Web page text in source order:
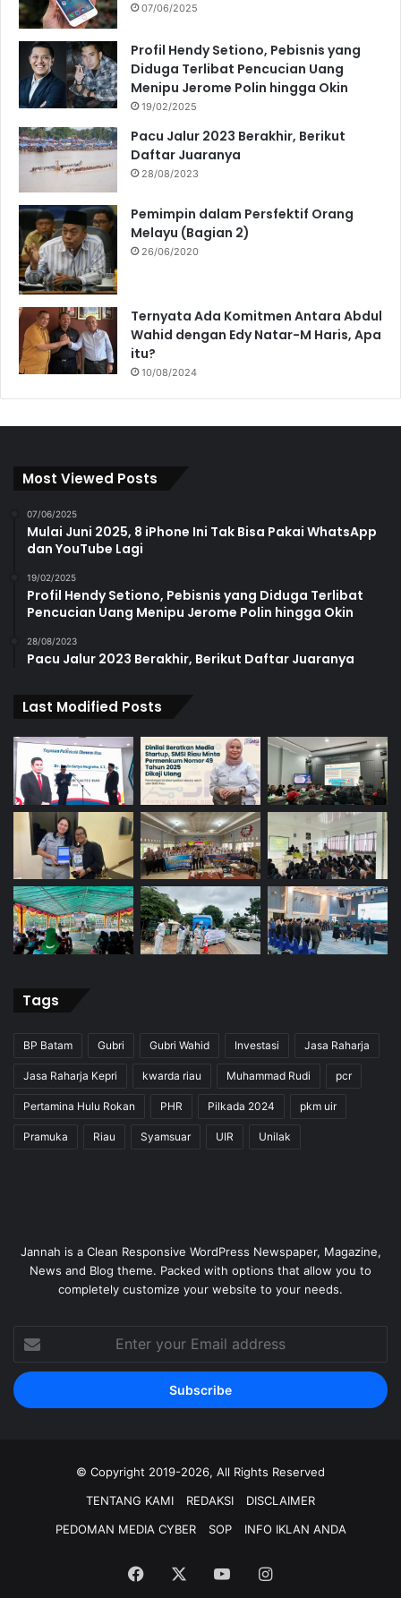
07/06/2025
Profil Hendy Setiono, Pebisnis yang
Diduga Terlibat Pencucian Uang
Menipu Jerome Polin hingga Okin
19/02/2025
Pacu Jalur 2023 Berakhir, Berikut
Daftar Juaranya
28/08/2023
Pemimpin dalam Persfektif Orang
Melayu (Bagian 2)
26/06/2020
Ternyata Ada Komitmen Antara Abdul
Wahid dengan Edy Natar-M Haris, Apa
itu?
10/08/2024
Most Viewed Posts
07/06/2025
Mulai Juni 2025, 8 iPhone Ini Tak Bisa Pakai WhatsApp
dan YouTube Lagi
19/02/2025
Profil Hendy Setiono, Pebisnis yang Diduga Terlibat
Pencucian Uang Menipu Jerome Polin hingga Okin
28/08/2023
Pacu Jalur 2023 Berakhir, Berikut Daftar Juaranya
Last Modified Posts
Tags
BP Batam Gubri Gubri Wahid Investasi Jasa Raharja
Jasa Raharja Kepri kwarda riau Muhammad Rudi pcr
Pertamina Hulu Rokan PHR Pilkada 2024 pkm uir
Pramuka Riau Syamsuar UIR Unilak
Jannah is a Clean Responsive WordPress Newspaper, Magazine,
News and Blog theme. Packed with options that allow you to
completely customize your website to your needs.
your
Email
address
© Copyright 2019-2026, All Rights Reserved
TENTANG KAMI
REDAKSI
DISCLAIMER
PEDOMAN MEDIA CYBER
SOP INFO IKLAN ANDA
Facebook YouTubeInstagram